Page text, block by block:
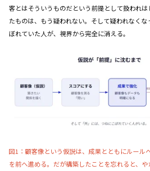
客とはそういうものだという前提として扱われ
たものは、もう疑われない。そして疑われなく
ぼれていた人が、視界から完全に消える。
図1：顧客像という仮説は、成果とともにルール
を前へ進める。だが構築したことを忘れると、